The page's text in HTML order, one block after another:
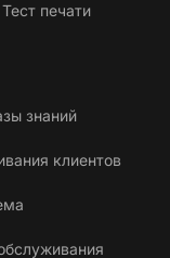
Тест печати
знаний
клиентов